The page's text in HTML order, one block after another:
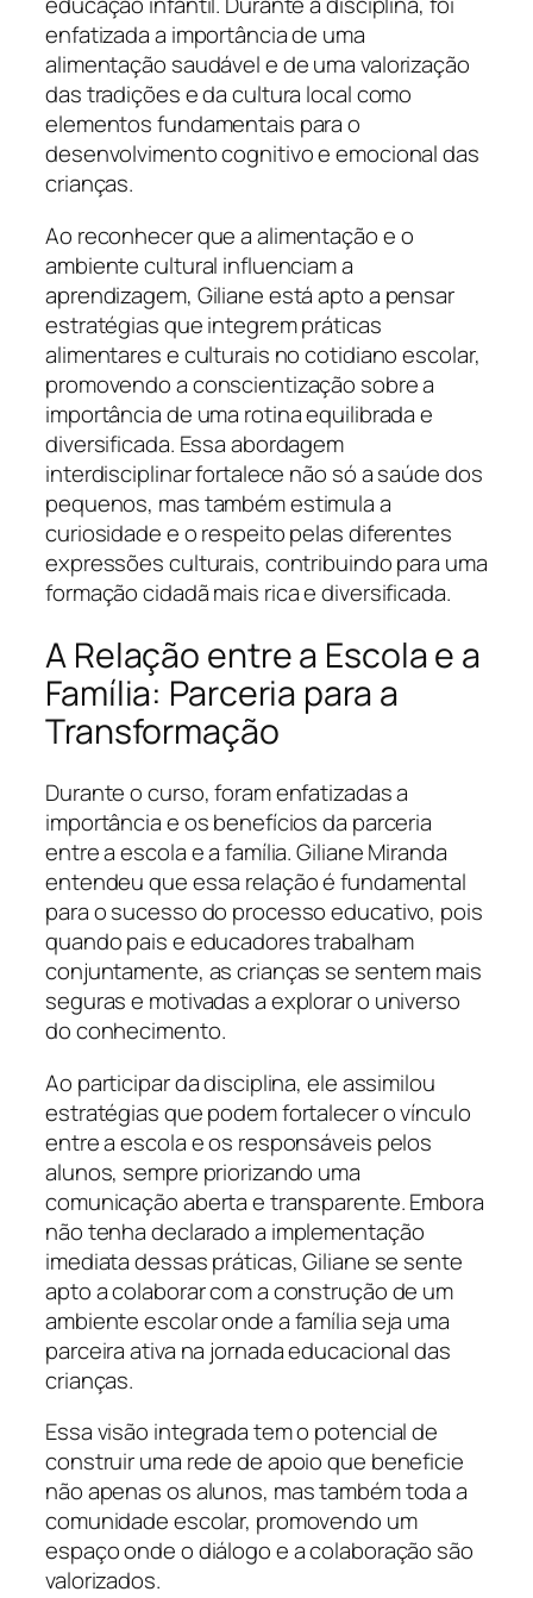
enfatizada a importância de uma
alimentação saudável e de uma valorização
das tradições e da cultura local como
elementos fundamentais para o
desenvolvimento cognitivo e emocional das
crianças.
Ao reconhecer que a alimentação e o
ambiente cultural influenciam a
aprendizagem, Giliane está apto a pensar
estratégias que integrem práticas
alimentares e culturais no cotidiano escolar,
promovendo a conscientização sobre a
importância de uma rotina equilibrada e
diversificada. Essa abordagem
interdisciplinar fortalece não só a saúde dos
pequenos, mas também estimula a
curiosidade e o respeito pelas diferentes
expressões culturais, contribuindo para uma
formação cidadã mais rica e diversificada.
A Relação entre a Escola e a
Família: Parceria para a
Transformação
Durante o curso, foram enfatizadas a
importância e os benefícios da parceria
entre a escola e a família. Giliane Miranda
entendeu que essa relação é fundamental
para o sucesso do processo educativo, pois
quando pais e educadores trabalham
conjuntamente, as crianças se sentem mais
seguras e motivadas a explorar o universo
do conhecimento.
Ao participar da disciplina, ele assimilou
estratégias que podem fortalecer o vínculo
entre a escola e os responsáveis pelos
alunos, sempre priorizando uma
comunicação aberta e transparente. Embora
não tenha declarado a implementação
imediata dessas práticas, Giliane se sente
apto a colaborar com a construção de um
ambiente escolar onde a família seja uma
parceira ativa na jornada educacional das
crianças.
Essa visão integrada tem o potencial de
construir uma rede de apoio que beneficie
não apenas os alunos, mas também toda a
comunidade escolar, promovendo um
espaço onde o diálogo e a colaboração são
valorizados.